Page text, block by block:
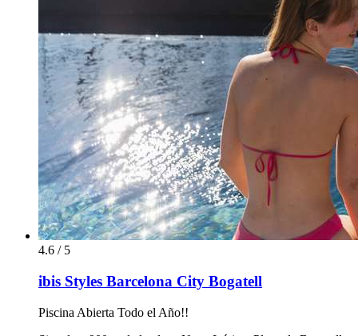
4.6 / 5
ibis Styles Barcelona City Bogatell
Piscina Abierta Todo el Año!!